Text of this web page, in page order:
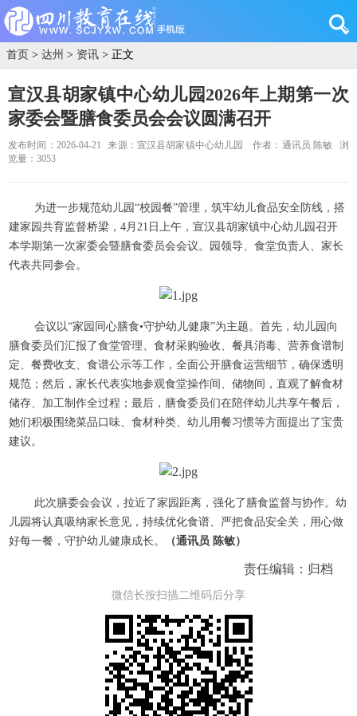
首页 > 达州 > 资讯 > 正文
宣汉县胡家镇中心幼儿园2026年上期第一次
家委会暨膳食委员会会议圆满召开
发布时间：2026-04-21 来源：宣汉县胡家镇中心幼儿园 作者：通讯员 陈敏
浏
览量：3053
为进一步规范幼儿园“校园餐”管理，筑牢幼儿食品安全防线，搭
建家园共育监督桥梁，4月21日上午，宣汉县胡家镇中心幼儿园召开
本学期第一次家委会暨膳食委员会会议。园领导、食堂负责人、家长
代表共同参会。
会议以“家园同心膳食•守护幼儿健康”为主题。首先，幼儿园向
膳食委员们汇报了食堂管理、食材采购验收、餐具消毒、营养食谱制
定、餐费收支、食谱公示等工作，全面公开膳食运营细节，确保透明
规范；然后，家长代表实地参观食堂操作间、储物间，直观了解食材
储存、加工制作全过程；最后，膳食委员们在陪伴幼儿共享午餐后，
她们积极围绕菜品口味、食材种类、幼儿用餐习惯等方面提出了宝贵
建议。
此次膳委会会议，拉近了家园距离，强化了膳食监督与协作。幼
儿园将认真吸纳家长意见，持续优化食谱、严把食品安全关，用心做
好每一餐，守护幼儿健康成长。
（通讯员 陈敏）
责任编辑：归档
微信长按扫描二维码后分享